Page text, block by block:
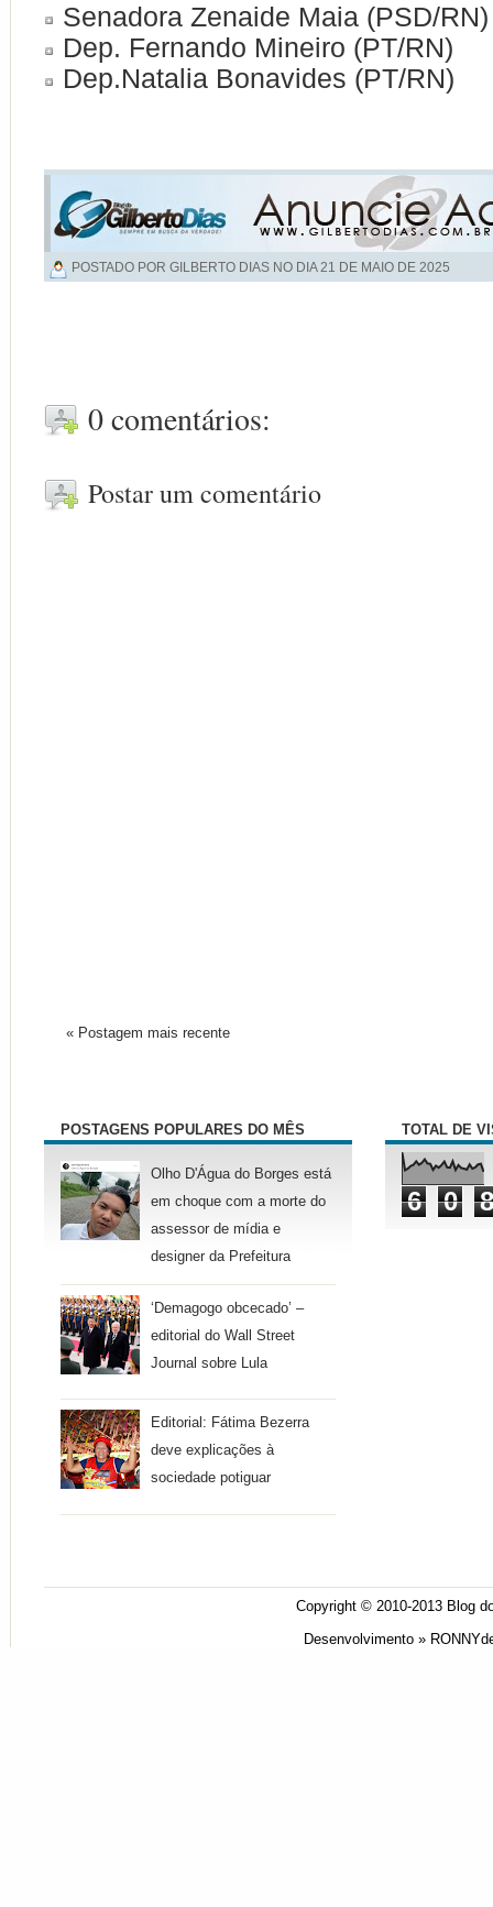
Senadora Zenaide Maia (PSD/RN)
Dep. Fernando Mineiro (PT/RN)
Dep.Natalia Bonavides (PT/RN)
POSTADO POR GILBERTO DIAS NO DIA21 DE MAIO DE 2025
0 comentários:
Postar um comentário
« Postagem mais recente
POSTAGENS POPULARES DO MÊS
Olho D'Água do Borges está
em choque com a morte do
assessor de mídia e
designer da Prefeitura
‘Demagogo obcecado’ –
editorial do Wall Street
Journal sobre Lula
Editorial: Fátima Bezerra
deve explicações à
sociedade potiguar
TOTAL DE
6 0 8
Copyright © 2010-2013 Blog
Desenvolvimento »